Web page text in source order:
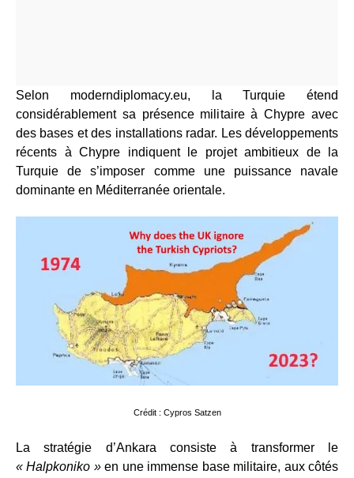
Selon moderndiplomacy.eu, la Turquie étend
considérablement sa présence militaire à Chypre avec
des bases et des installations radar. Les développements
récents à Chypre indiquent le projet ambitieux de la
Turquie de s’imposer comme une puissance navale
dominante en Méditerranée orientale.
Crédit : Cypros Satzen
La stratégie d’Ankara consiste à transformer le
« Halpkoniko »en une immense base militaire, aux côtés